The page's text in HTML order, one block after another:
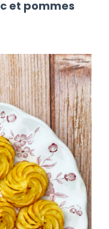
et pommes